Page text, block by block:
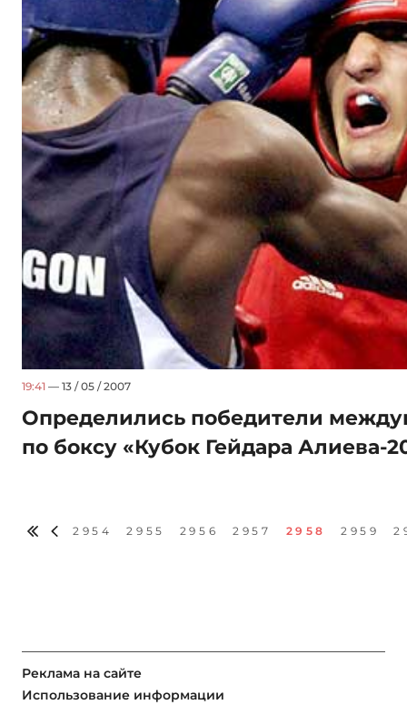
19:41 — 13 / 05 / 2007
Определились победители
по боксу «Кубок Гейдара Алиева-
2954 2955 2956 2957 2958 2959
Реклама на сайте
Использование информации